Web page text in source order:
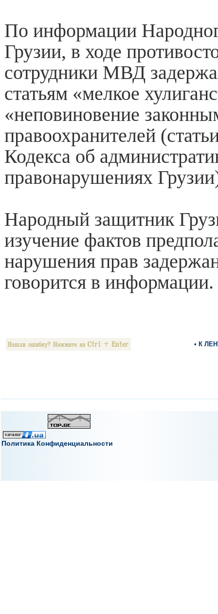
По информации
Грузии, в ходе
сотрудники МВД
статьям «мелкое
«неповиновение
правоохранителей
Кодекса об
правонарушениях
Народный защитник
изучение фактов
нарушения прав
говорится в информации.
• К
Политика Конфиденциальности